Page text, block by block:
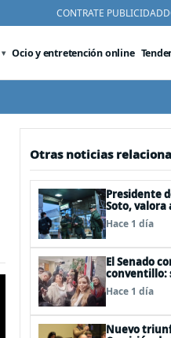
CONTRATE PUBLICIDAD
Ocio y entretención online
Otras noticias
Presidente
Soto, valora
seguridad
clave:
Hace 1 día
El Senado
conventillo:
de las mechas
Hace 1 día
Nuevo